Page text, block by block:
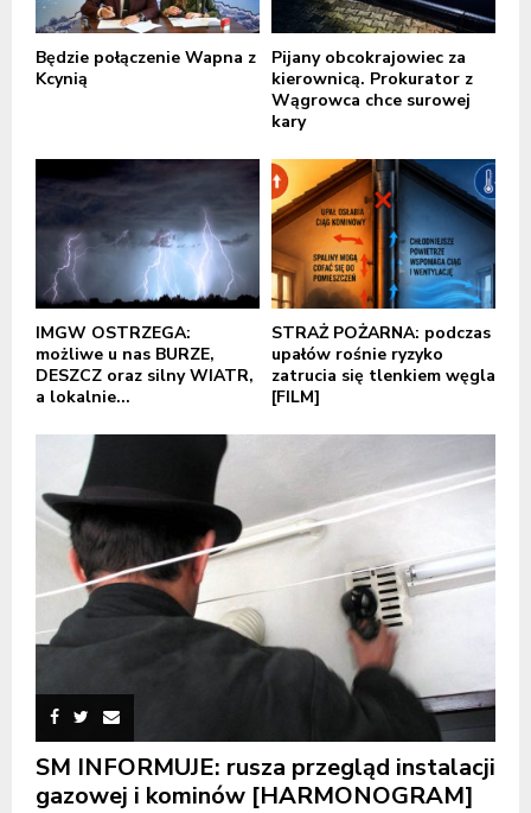
Będzie połączenie Wapna z
Kcynią
Pijany obcokrajowiec za
kierownicą. Prokurator z
Wągrowca chce surowej
kary
IMGW OSTRZEGA:
możliwe u nas BURZE,
DESZCZ oraz silny WIATR,
a lokalnie...
STRAŻ POŻARNA: podczas
upałów rośnie ryzyko
zatrucia się tlenkiem węgla
[FILM]
SM INFORMUJE: rusza przegląd instalacji
gazowej i kominów [HARMONOGRAM]